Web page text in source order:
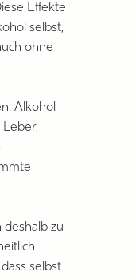
Effekte
selbst,
ohne
Alkohol
zu
selbst